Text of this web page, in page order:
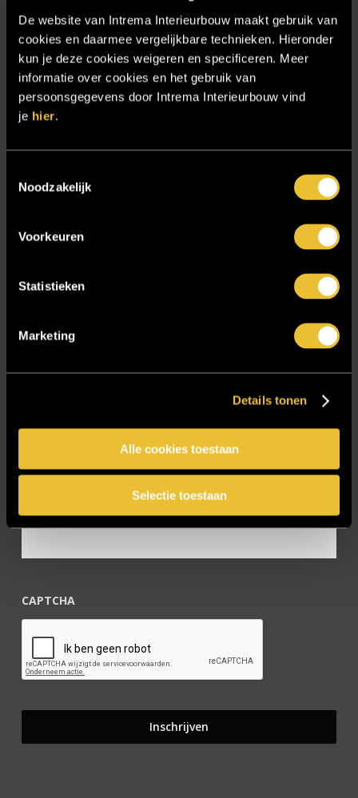
De website van Intrema Interieurbouw maakt gebruik van
cookies en daarmee vergelijkbare technieken. Hieronder
kun je deze cookies weigeren en specificeren. Meer
informatie over cookies en het gebruik van
persoonsgegevens door Intrema Interieurbouw vind
je hier.
Noodzakelijk
Voorkeuren
Statistieken
Marketing
Details tonen
Alle cookies toestaan
Selectie toestaan
Particulier project: Stijlvolle Woonvilla
Particulier project: Woonvilla met exclusief maatwerk
Projecten
Referenties
Samenwerken
TV lift
Vacature Allround monteur interieurbouwer
Blijf op de hoogte!
CAPTCHA